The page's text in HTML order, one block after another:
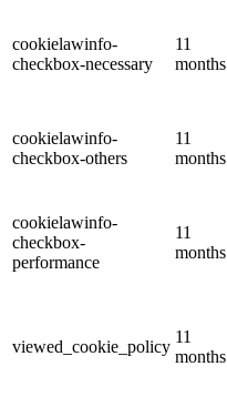
cookielawinfo-
checkbox-necessary
11
months
cookielawinfo-
checkbox-others
11
months
cookielawinfo-
checkbox-
performance
11
months
viewed_cookie_policy
11
months